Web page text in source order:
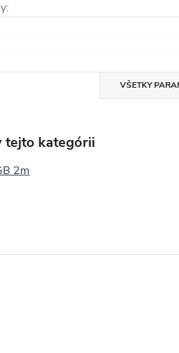
:
VŠETKY
tejto kategórii
2m